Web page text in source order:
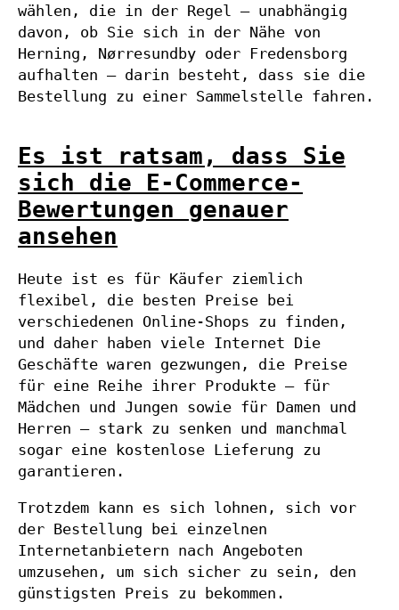
wählen, die in der Regel – unabhängig
davon, ob Sie sich in der Nähe von
Herning, Nørresundby oder Fredensborg
aufhalten – darin besteht, dass sie die
Bestellung zu einer Sammelstelle fahren.
Es ist ratsam, dass Sie
sich die E-Commerce-
Bewertungen genauer
ansehen
Heute ist es für Käufer ziemlich
flexibel, die besten Preise bei
verschiedenen Online-Shops zu finden,
und daher haben viele Internet Die
Geschäfte waren gezwungen, die Preise
für eine Reihe ihrer Produkte – für
Mädchen und Jungen sowie für Damen und
Herren – stark zu senken und manchmal
sogar eine kostenlose Lieferung zu
garantieren.
Trotzdem kann es sich lohnen, sich vor
der Bestellung bei einzelnen
Internetanbietern nach Angeboten
umzusehen, um sich sicher zu sein, den
günstigsten Preis zu bekommen.